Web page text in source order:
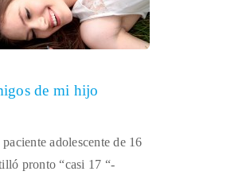
de mi hijo
adolescente de 16
pronto “casi 17 “-